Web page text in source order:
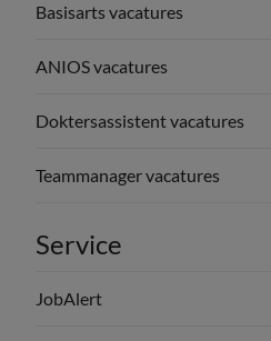
Basisarts vacatures
ANIOS vacatures
Doktersassistent vacatures
Teammanager vacatures
Service
JobAlert